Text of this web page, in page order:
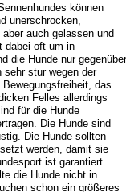
können
unerschrocken,
auch gelassen und
dabei oft um in
die Hunde nur gegenüber
sehr stur wegen der
das
Felles allerdings
für die Hunde
Die Hunde sind
Die Hunde sollten
werden, damit sie
ist garantiert
die Hunde nicht in
schon ein größeres